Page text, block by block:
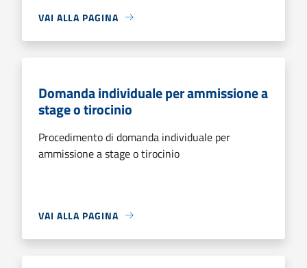
VAI ALLA PAGINA
Domanda individuale per ammissione a
stage o tirocinio
Procedimento di domanda individuale per
ammissione a stage o tirocinio
VAI ALLA PAGINA